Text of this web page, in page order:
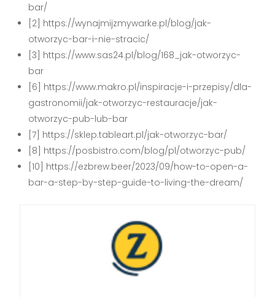
bar/
[2] https://wynajmijzmywarke.pl/blog/jak-
otworzyc-bar-i-nie-stracic/
[3] https://www.sas24.pl/blog/168_jak-otworzyc-
bar
[6] https://www.makro.pl/inspiracje-i-przepisy/dla-
gastronomii/jak-otworzyc-restauracje/jak-
otworzyc-pub-lub-bar
[7] https://sklep.tableart.pl/jak-otworzyc-bar/
[8] https://posbistro.com/blog/pl/otworzyc-pub/
[10] https://ezbrew.beer/2023/09/how-to-open-a-
bar-a-step-by-step-guide-to-living-the-dream/